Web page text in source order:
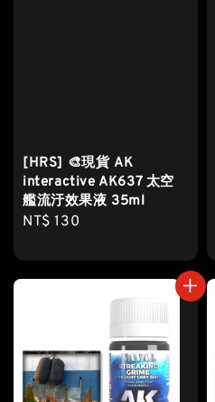
[HRS] 🎨現貨 AK
interactive AK637 太空
艦流汙效果液 35ml
Regular
NT$ 130